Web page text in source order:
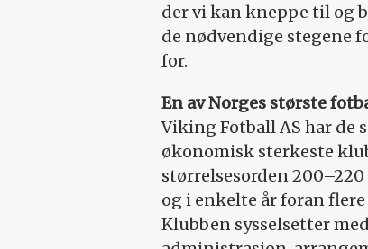
der vi kan kneppe til og
de nødvendige stegene
for.
En av Norges største
Viking Fotball AS har de
økonomisk sterkeste
størrelsesorden
og i enkelte år foran
Klubben sysselsetter